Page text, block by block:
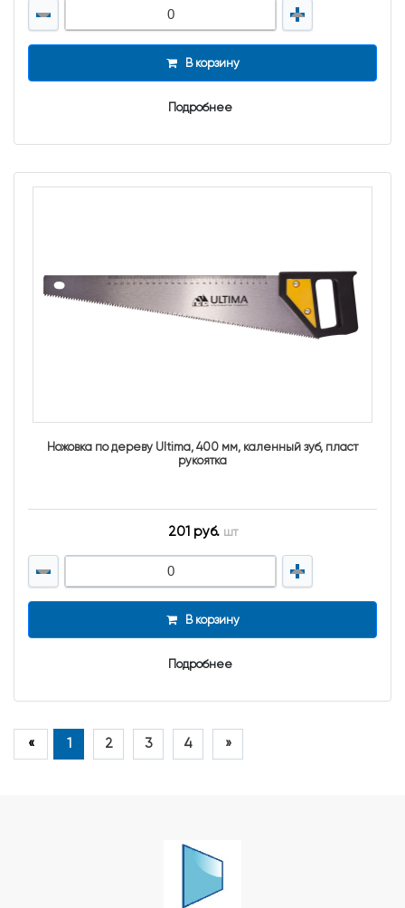
В корзину
Подробнее
Ножовка по дереву Ultima, 400 мм, каленный зуб, пласт
рукоятка
201 руб. шт
В корзину
Подробнее
« 1 2 3 4 »